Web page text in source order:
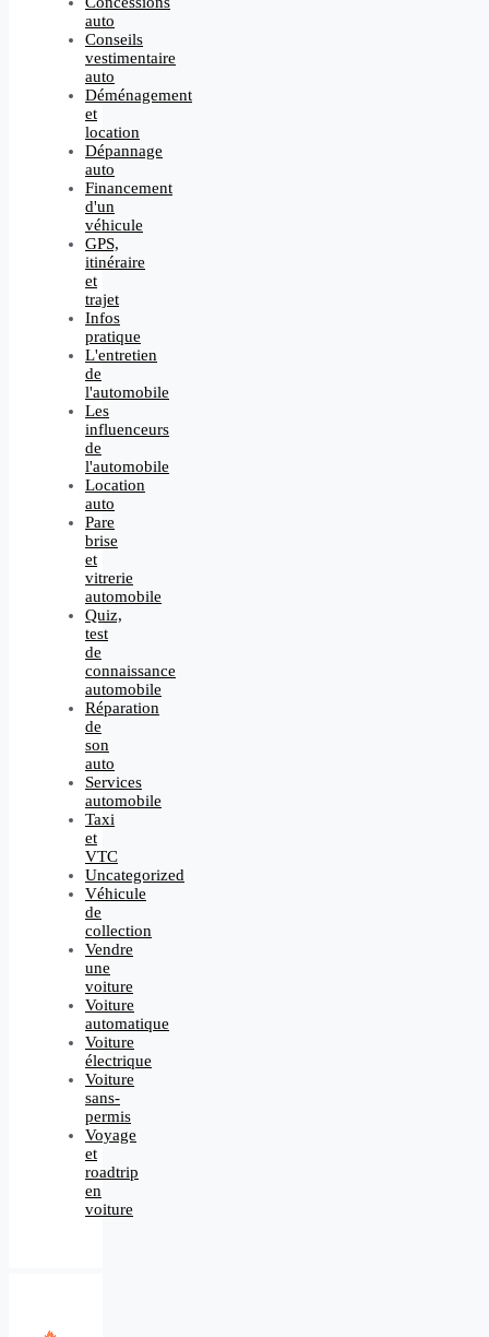
auto
Conseils
vestimentaire
auto
Déménagement
et
location
Dépannage
auto
Financement
d'un
véhicule
GPS,
itinéraire
et
trajet
Infos
pratique
L'entretien
de
l'automobile
Les
influenceurs
de
l'automobile
Location
auto
Pare
brise
et
vitrerie
automobile
Quiz,
test
de
connaissance
automobile
Réparation
de
son
auto
Services
automobile
Taxi
et
VTC
Uncategorized
Véhicule
de
collection
Vendre
une
voiture
Voiture
automatique
Voiture
électrique
Voiture
sans-
permis
Voyage
et
roadtrip
en
voiture